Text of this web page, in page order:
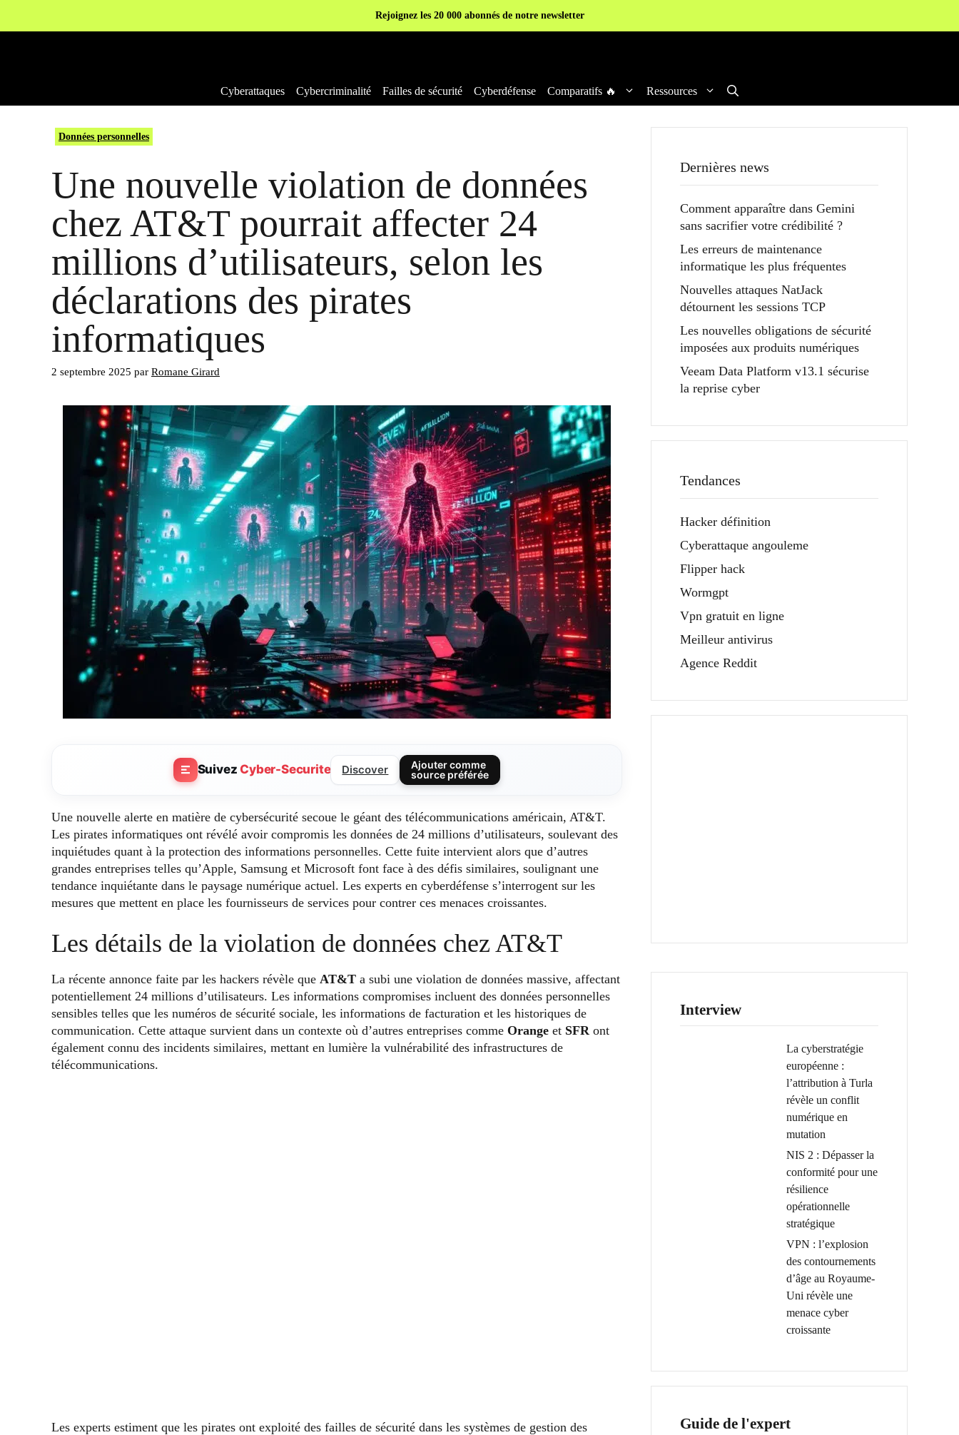
Rejoignez les 20 000 abonnés de notre newsletter
Cyberattaques Cybercriminalité Failles de sécurité Cyberdéfense Comparatifs 🔥 Ressources
Données personnelles
Une nouvelle violation de données
chez AT&T pourrait affecter 24
millions d’utilisateurs, selon les
déclarations des pirates
informatiques
2 septembre 2025 par Romane Girard
SuivezCyber-Securite Discover
Ajouter comme
source préférée
Une nouvelle alerte en matière de cybersécurité secoue le géant des télécommunications américain, AT&T.
Les pirates informatiques ont révélé avoir compromis les données de 24 millions d’utilisateurs, soulevant des
inquiétudes quant à la protection des informations personnelles. Cette fuite intervient alors que d’autres
grandes entreprises telles qu’Apple, Samsung et Microsoft font face à des défis similaires, soulignant une
tendance inquiétante dans le paysage numérique actuel. Les experts en cyberdéfense s’interrogent sur les
mesures que mettent en place les fournisseurs de services pour contrer ces menaces croissantes.
Les détails de la violation de données chez AT&T
La récente annonce faite par les hackers révèle que AT&T a subi une violation de données massive, affectant
potentiellement 24 millions d’utilisateurs. Les informations compromises incluent des données personnelles
sensibles telles que les numéros de sécurité sociale, les informations de facturation et les historiques de
communication. Cette attaque survient dans un contexte où d’autres entreprises comme Orange et SFR ont
également connu des incidents similaires, mettant en lumière la vulnérabilité des infrastructures de
télécommunications.
Les experts estiment que les pirates ont exploité des failles de sécurité dans les systèmes de gestion des
Dernières news
Comment apparaître dans Gemini
sans sacrifier votre crédibilité ?
Les erreurs de maintenance
informatique les plus fréquentes
Nouvelles attaques NatJack
détournent les sessions TCP
Les nouvelles obligations de sécurité
imposées aux produits numériques
Veeam Data Platform v13.1 sécurise
la reprise cyber
Tendances
Hacker définition
Cyberattaque angouleme
Flipper hack
Wormgpt
Vpn gratuit en ligne
Meilleur antivirus
Agence Reddit
Interview
La cyberstratégie
européenne :
l’attribution à Turla
révèle un conflit
numérique en
mutation
NIS 2 : Dépasser la
conformité pour une
résilience
opérationnelle
stratégique
VPN : l’explosion
des contournements
d’âge au Royaume-
Uni révèle une
menace cyber
croissante
Guide de l'expert